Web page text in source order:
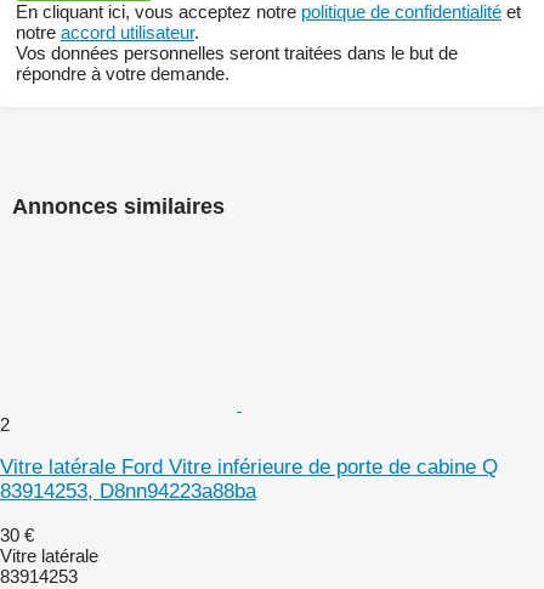
En cliquant ici, vous acceptez notre politique de confidentialité et
notre accord utilisateur.
Vos données personnelles seront traitées dans le but de
répondre à votre demande.
Annonces similaires
2
Vitre latérale Ford Vitre inférieure de porte de cabine Q
83914253, D8nn94223a88ba
30 €
Vitre latérale
83914253